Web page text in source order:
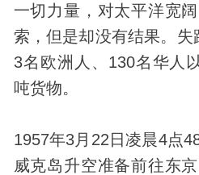
一切力量，对太平洋宽
索，但是却没有结果。
3名欧洲人、130名华人
吨货物。
1957年3月22日凌晨4点
威克岛升空准备前往东